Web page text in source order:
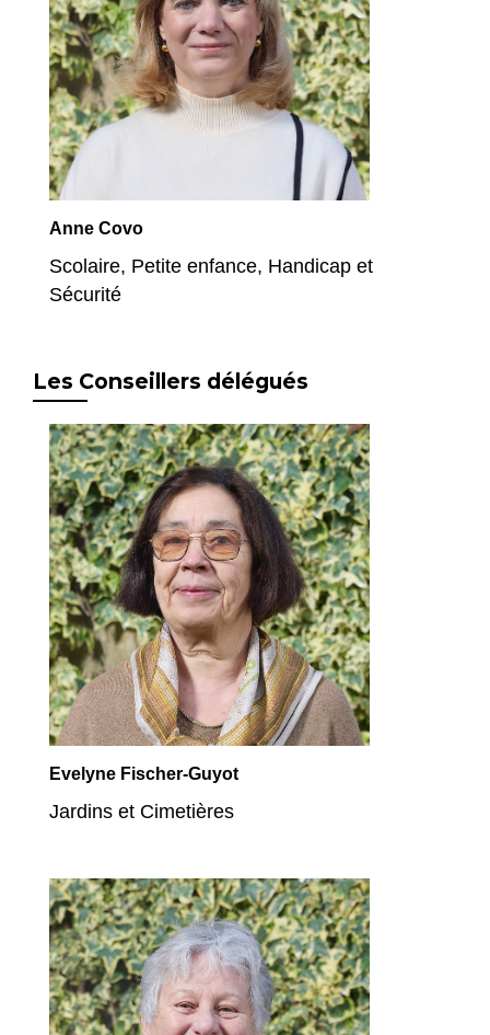
Anne Covo
Scolaire, Petite enfance, Handicap et
Sécurité
Les Conseillers délégués
Evelyne Fischer-Guyot
Jardins et Cimetières